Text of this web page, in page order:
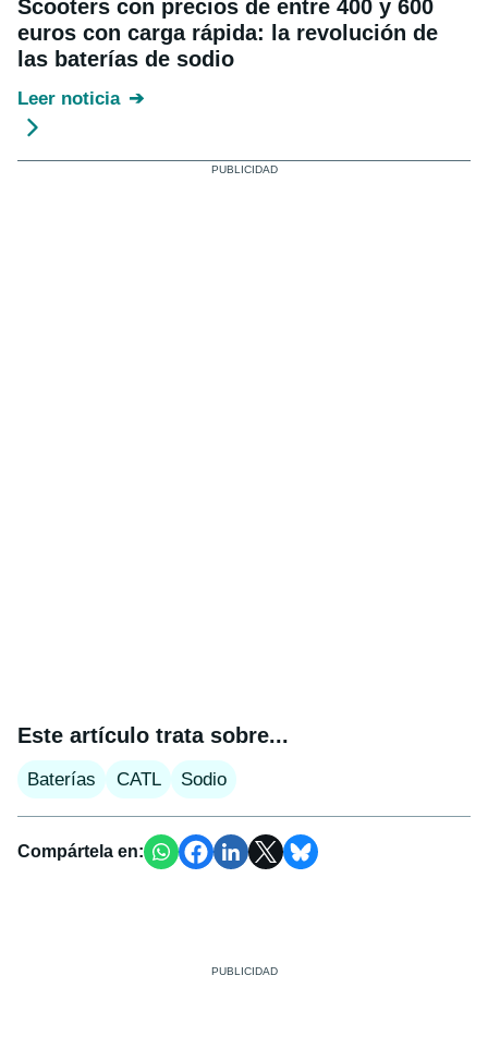
Scooters con precios de entre 400 y 600
euros con carga rápida: la revolución de
las baterías de sodio
Leer noticia
Este artículo trata sobre...
Baterías CATL Sodio
Compártela en: